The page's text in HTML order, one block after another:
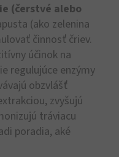
(čerstvé alebo
(ako zelenina
činnosť čriev.
účinok na
regulujúce enzýmy
obzvlášť
zvyšujú
tráviacu
poradia, aké